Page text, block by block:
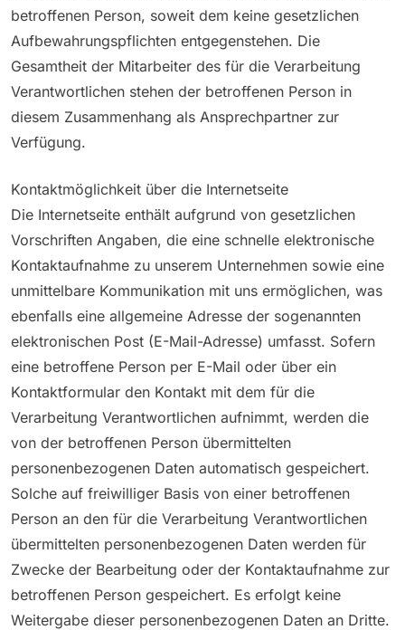
betroffenen Person, soweit dem keine gesetzlichen
Aufbewahrungspflichten entgegenstehen. Die
Gesamtheit der Mitarbeiter des für die Verarbeitung
Verantwortlichen stehen der betroffenen Person in
diesem Zusammenhang als Ansprechpartner zur
Verfügung.
Kontaktmöglichkeit über die Internetseite
Die Internetseite enthält aufgrund von gesetzlichen
Vorschriften Angaben, die eine schnelle elektronische
Kontaktaufnahme zu unserem Unternehmen sowie eine
unmittelbare Kommunikation mit uns ermöglichen, was
ebenfalls eine allgemeine Adresse der sogenannten
elektronischen Post (E-Mail-Adresse) umfasst. Sofern
eine betroffene Person per E-Mail oder über ein
Kontaktformular den Kontakt mit dem für die
Verarbeitung Verantwortlichen aufnimmt, werden die
von der betroffenen Person übermittelten
personenbezogenen Daten automatisch gespeichert.
Solche auf freiwilliger Basis von einer betroffenen
Person an den für die Verarbeitung Verantwortlichen
übermittelten personenbezogenen Daten werden für
Zwecke der Bearbeitung oder der Kontaktaufnahme zur
betroffenen Person gespeichert. Es erfolgt keine
Weitergabe dieser personenbezogenen Daten an Dritte.